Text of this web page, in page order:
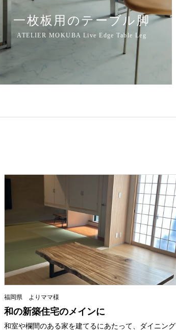
一枚板用のテーブル脚
福岡県 よりママ様
和の新築住宅のメインに
和室や欄間のある家を建てるにあたって、ダイニング